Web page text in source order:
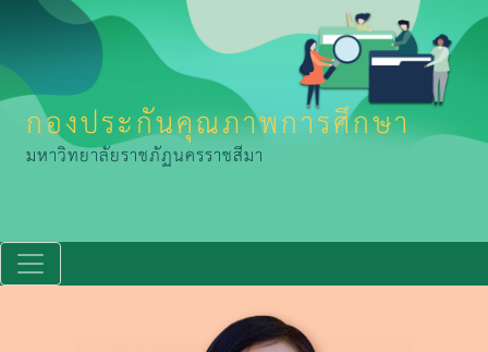
กองประกันคุณภาพการศึกษา
มหาวิทยาลัยราชภัฏนครราชสีมา